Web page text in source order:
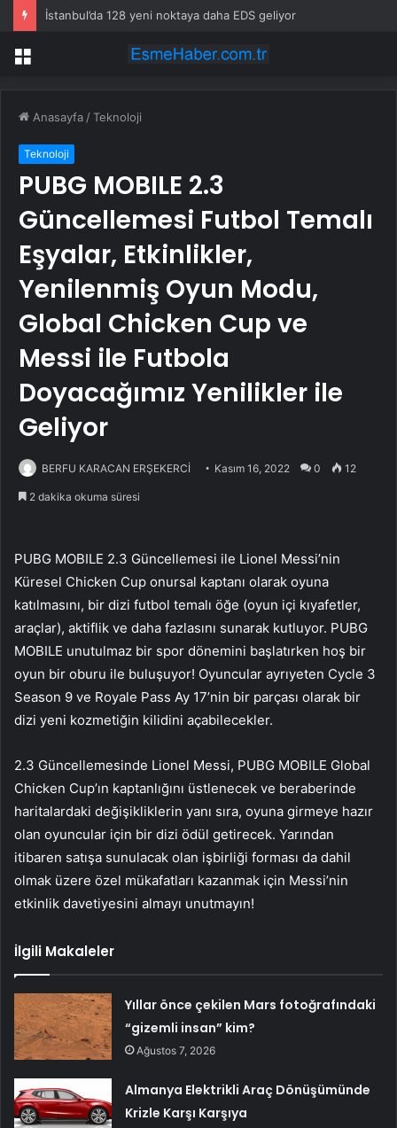
İstanbul’da 128 yeni noktaya daha EDS geliyor
Menü
Anasayfa /Teknoloji
Teknoloji
PUBG MOBILE 2.3
Güncellemesi Futbol Temalı
Eşyalar, Etkinlikler,
Yenilenmiş Oyun Modu,
Global Chicken Cup ve
Messi ile Futbola
Doyacağımız Yenilikler ile
Geliyor
BERFU KARACAN ERŞEKERCİ Kasım 16, 2022 0 12
2 dakika okuma süresi
PUBG MOBILE 2.3 Güncellemesi ile Lionel Messi’nin
Küresel Chicken Cup onursal kaptanı olarak oyuna
katılmasını, bir dizi futbol temalı öğe (oyun içi kıyafetler,
araçlar), aktiflik ve daha fazlasını sunarak kutluyor. PUBG
MOBILE unutulmaz bir spor dönemini başlatırken hoş bir
oyun bir oburu ile buluşuyor! Oyuncular ayrıyeten Cycle 3
Season 9 ve Royale Pass Ay 17’nin bir parçası olarak bir
dizi yeni kozmetiğin kilidini açabilecekler.
2.3 Güncellemesinde Lionel Messi, PUBG MOBILE Global
Chicken Cup’ın kaptanlığını üstlenecek ve beraberinde
haritalardaki değişikliklerin yanı sıra, oyuna girmeye hazır
olan oyuncular için bir dizi ödül getirecek. Yarından
itibaren satışa sunulacak olan işbirliği forması da dahil
olmak üzere özel mükafatları kazanmak için Messi’nin
etkinlik davetiyesini almayı unutmayın!
İlgili Makaleler
Yıllar önce çekilen Mars fotoğrafındaki
“gizemli insan” kim?
Ağustos 7, 2026
Almanya Elektrikli Araç Dönüşümünde
Krizle Karşı Karşıya